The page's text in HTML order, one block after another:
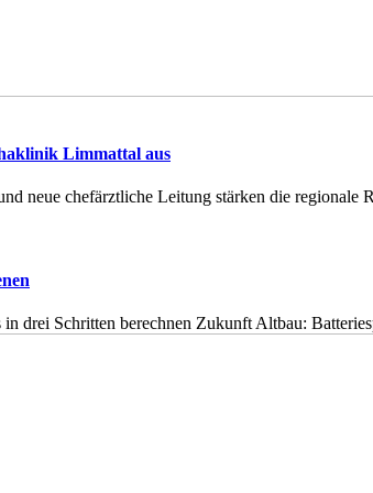
Limmattal aus
neue chefärztliche Leitung stärken die
drei Schritten berechnen Zukunft Altbau: